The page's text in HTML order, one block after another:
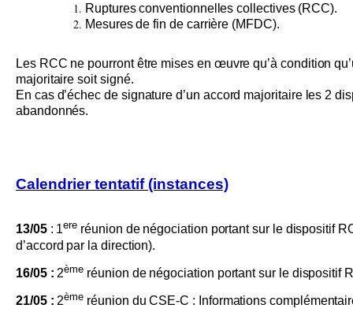
Ruptures conventionnelles collectives (RCC).
Mesures de fin de carrière (MFDC).
Les RCC ne pourront être mises en œuvre qu’à condition
majoritaire soit signé.
En cas d’échec de signature d’un accord majoritaire les 2
abandonnés.
Calendrier tentatif (instances)
13/05: 1ere réunion de négociation portant sur le dispositif
d’accord par la direction).
16/05 : 2ème réunion de négociation portant sur le dispositif
21/05 : 2ème réunion du CSE-C : Informations